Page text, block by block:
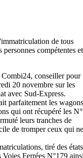
de tous
compétentes et
conseiller pour
20 novembre sur les
avec Sud-Express.
parfaitement les wagons
qui ont récupéré les N°
leurs tranches de
de tromper ceux qui ne
tiré des états
Ferrées N°179